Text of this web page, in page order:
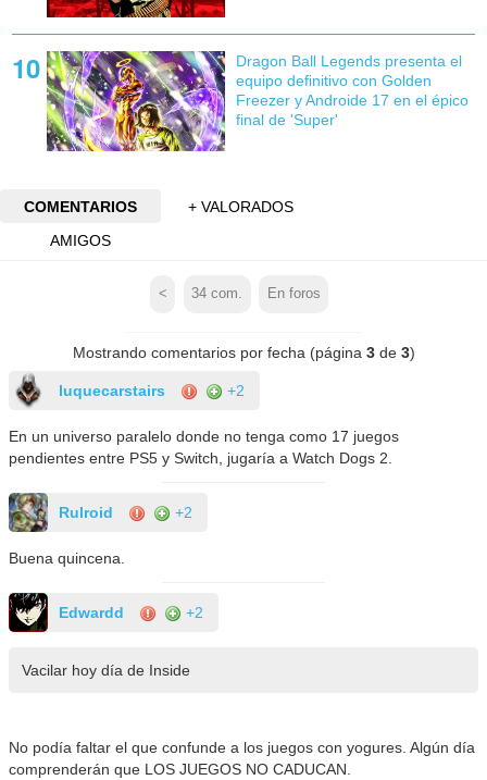
Dragon Ball Legends presenta el
equipo definitivo con Golden
Freezer y Androide 17 en el épico
final de 'Super'
COMENTARIOS
+ VALORADOS
AMIGOS
< 34 com. En foros
Mostrando comentarios por fecha (página 3de 3)
luquecarstairs +2
En un universo paralelo donde no tenga como 17 juegos
pendientes entre PS5 y Switch, jugaría a Watch Dogs 2.
Rulroid +2
Buena quincena.
Edwardd +2
Vacilar hoy día de Inside
No podía faltar el que confunde a los juegos con yogures. Algún día
comprenderán que LOS JUEGOS NO CADUCAN.